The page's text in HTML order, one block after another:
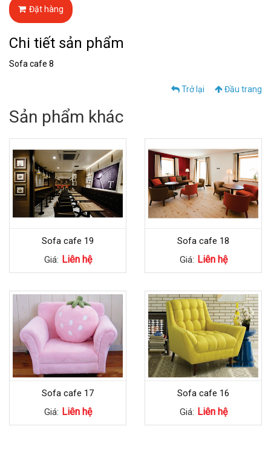
Đặt hàng
Chi tiết sản phẩm
Sofa cafe 8
Trở lại Đầu trang
Sản phẩm khác
Sofa cafe 19
Giá: Liên hệ
Sofa cafe 18
Giá: Liên hệ
Sofa cafe 17
Giá: Liên hệ
Sofa cafe 16
Giá: Liên hệ